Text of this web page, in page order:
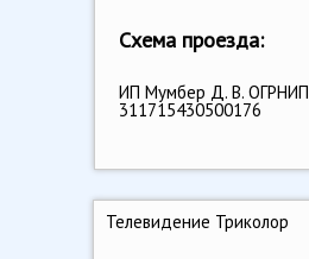
Cхема проезда:
ИП Мумбер Д. В. ОГРНИП
311715430500176
Телевидение Триколор